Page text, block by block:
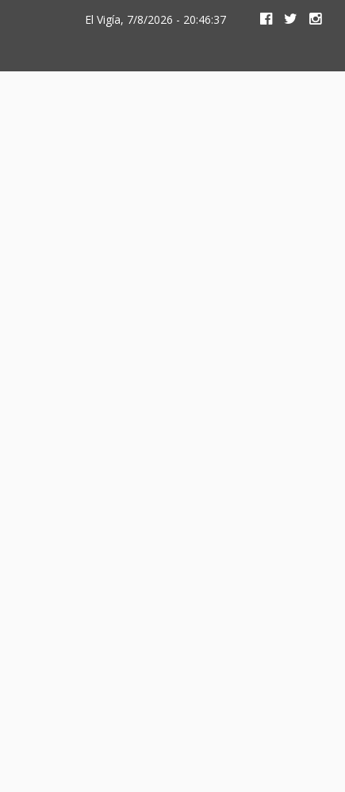
El Vigía, 7/8/2026 - 20:46:37